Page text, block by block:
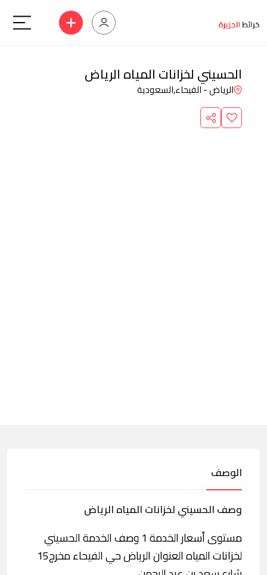
الحسيني لخزانات المياه الرياض
الرياض - الفيحاء,السعودية
الوصف
وصف الحسيني لخزانات المياه الرياض
مستوى أسعار الخدمة 1 وصف الخدمة الحسيني
لخزانات المياه العنوان الرياض حي الفيحاء مخرج15